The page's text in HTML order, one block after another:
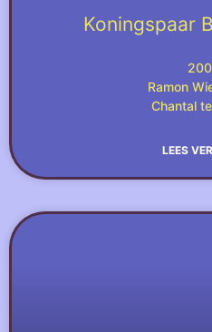
Koningspaar
Ramon
Chantal
LEES